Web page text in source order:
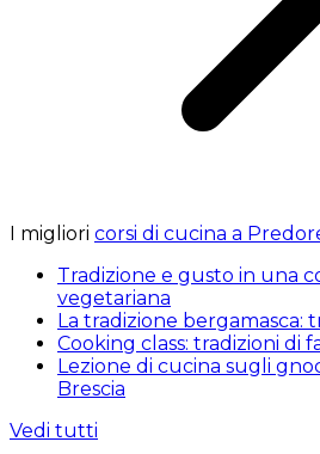
I migliori corsi di cucina a
Tradizione e gusto in una
vegetariana
La tradizione bergamasca:
Cooking class: tradizioni di
Lezione di cucina sugli
Brescia
Vedi tutti